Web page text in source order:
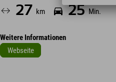
27 km 25 Min.
Weitere Informationen
Webseite